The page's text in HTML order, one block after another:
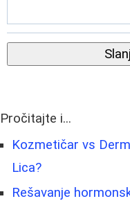
Pročitajte i...
Kozmetičar vs
Lica?
Rešavanje